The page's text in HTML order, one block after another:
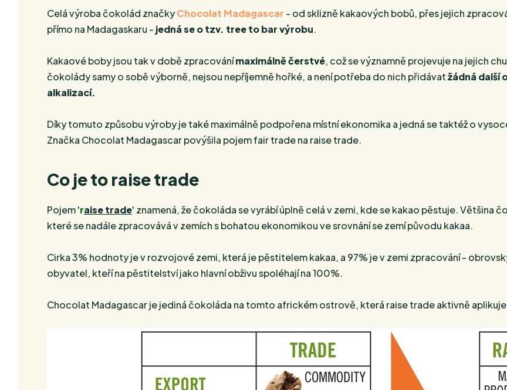
Celá výroba čokolád značkyChocolat Madagascar - od sklizně kakaových bobů, přes jejich
přímo na Madagaskaru - jedná se o tzv. tree to bar výrobu.
Kakaové boby jsou tak v době zpracovánímaximálně čerstvé, což se významně projevuje na jejich
čokolády samy o sobě výborně, nejsou nepříjemně hořké, a není potřeba do nich přidávatžádná další
alkalizací.
Díky tomuto způsobu výroby je také maximálně podpořena místní ekonomika a jedná se taktéž o
Značka Chocolat Madagascar povýšila pojemfair tradena raise trade.
Co je to raise trade
Pojem 'raise trade' znamená, že čokoláda se vyrábí úplně celá v zemi, kde se kakao pěstuje. Většina
které se nadále zpracovává v zemích s bohatou ekonomikou ve srovnání se zemí původu kakaa.
Cirka 3% hodnoty je v rozvojové zemi, která je pěstitelem kakaa, a 97% je v zemi zpracování -
obyvatel, kteří na pěstitelství jako hlavní obživu spoléhají na 100%.
Chocolat Madagascar je jediná čokoláda na tomto africkém ostrově, která raise trade aktivně aplikuje